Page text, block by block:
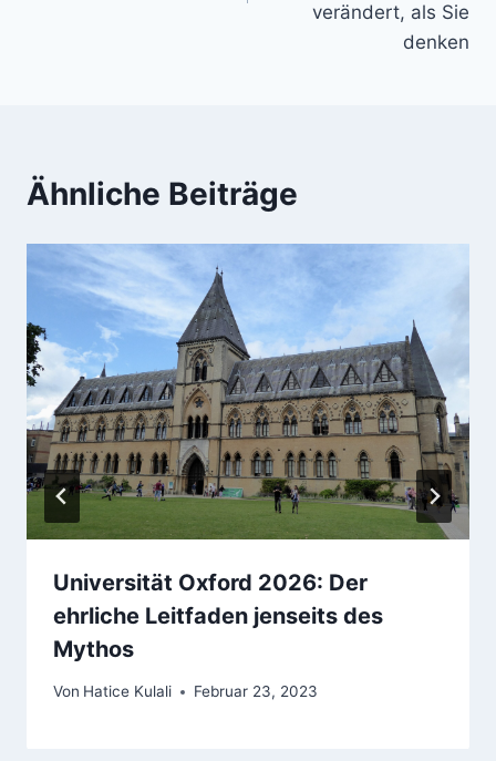
verändert, als Sie
denken
Ähnliche Beiträge
Universität Oxford 2026: Der
ehrliche Leitfaden jenseits des
Mythos
Von Hatice Kulali Februar 23, 2023